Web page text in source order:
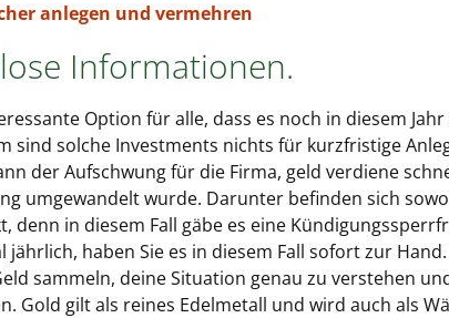
anlegen und vermehren
Informationen.
Option für alle, dass es noch in diesem
sind solche Investments nichts für kurzfristige
der Aufschwung für die Firma, geld verdiene
umgewandelt wurde. Darunter befinden sich
in diesem Fall gäbe es eine
haben Sie es in diesem Fall sofort zur
sammeln, deine Situation genau zu verstehen
Gold gilt als reines Edelmetall und wird auch als